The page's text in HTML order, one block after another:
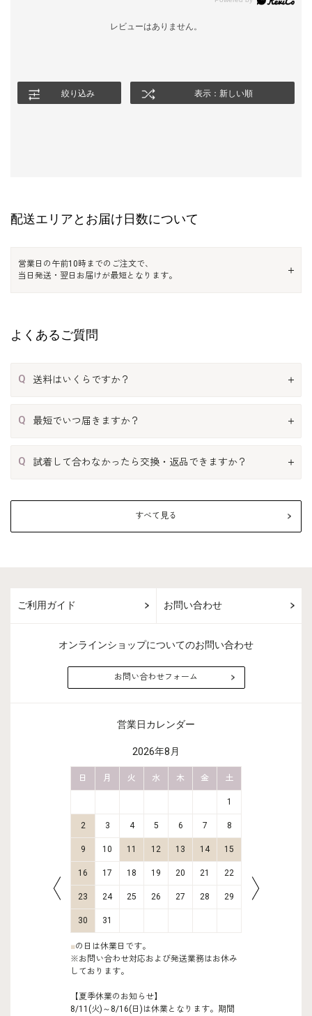
レビューはありません。
絞り込み 表示：新しい順
配送エリアとお届け日数について
営業日の午前10時までのご注文で、
当日発送・翌日お届けが最短となります。
よくあるご質問
Q 送料はいくらですか？
Q 最短でいつ届きますか？
Q 試着して合わなかったら交換・返品できますか？
すべて見る
ご利用ガイド お問い合わせ
オンラインショップについてのお問い合わせ
お問い合わせフォーム
営業日カレンダー
2026年8月
日 月 火 水 木 金 土
1
2 3 4 5 6 7 8
9 10 11 12 13 14 15
16 17 18 19 20 21 22
23 24 25 26 27 28 29
30 31
■の日は休業日です。
※お問い合わせ対応および発送業務はお休み
しております。
【夏季休業のお知らせ】
8/11(火)～8/16(日)は休業となります。期間